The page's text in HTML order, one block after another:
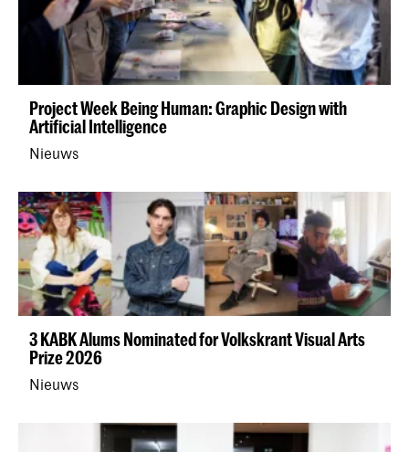
Project Week Being Human: Graphic Design with
Artificial Intelligence
Nieuws
3 KABK Alums Nominated for Volkskrant Visual Arts
Prize 2026
Nieuws